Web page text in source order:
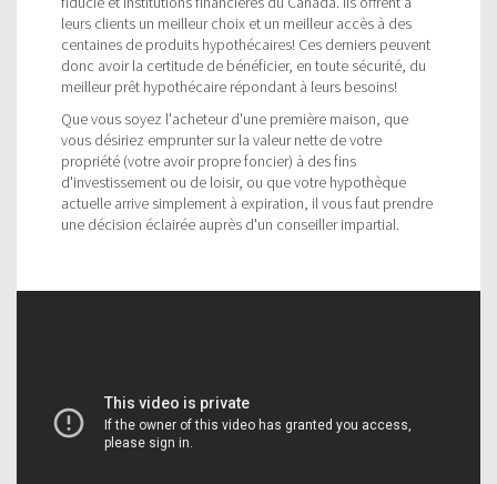
leurs clients un meilleur choix et un meilleur accès à des
centaines de produits hypothécaires! Ces derniers peuvent
donc avoir la certitude de bénéficier, en toute sécurité, du
meilleur prêt hypothécaire répondant à leurs besoins!
Que vous soyez l'acheteur d'une première maison, que
vous désiriez emprunter sur la valeur nette de votre
propriété (votre avoir propre foncier) à des fins
d'investissement ou de loisir, ou que votre hypothèque
actuelle arrive simplement à expiration, il vous faut prendre
une décision éclairée auprès d'un conseiller impartial.